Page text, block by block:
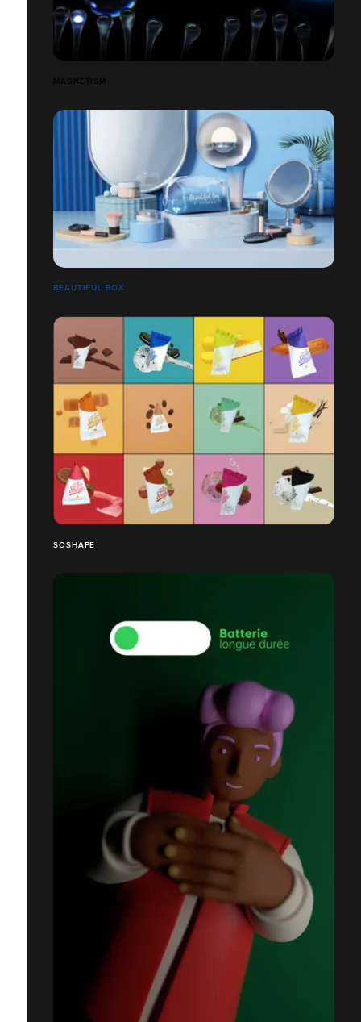
MAGNETISM
BEAUTIFUL BOX
SOSHAPE